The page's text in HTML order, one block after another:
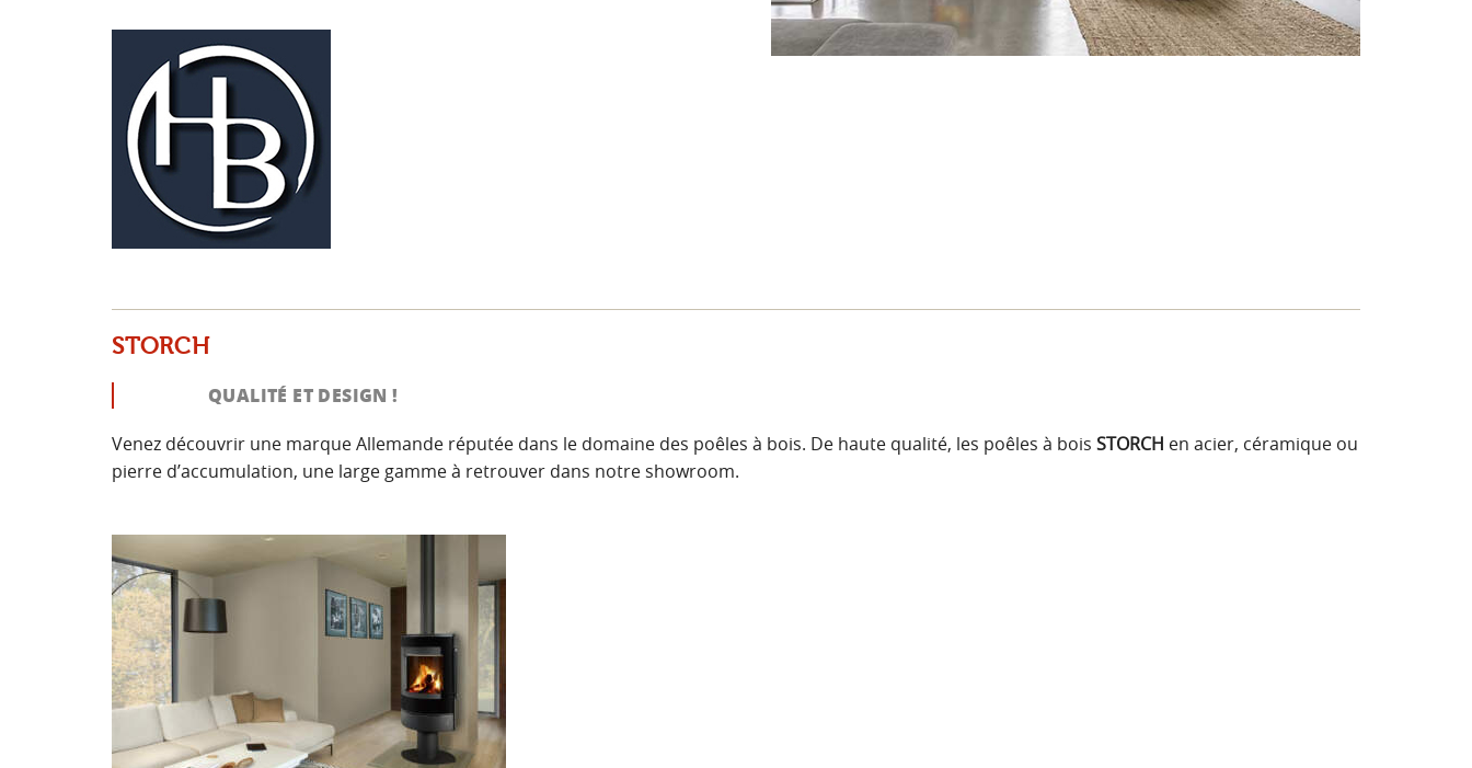
STORCH
QUALITÉ ET DESIGN !
Venez découvrir une marque Allemande réputée dans le domaine des poêles à bois. De haute qualité, les poêles à bois STORCH en acier, céramique ou
pierre d’accumulation, une large gamme à retrouver dans notre showroom.